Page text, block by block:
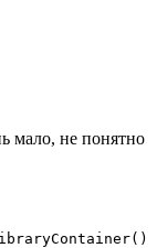
мало, не понятно